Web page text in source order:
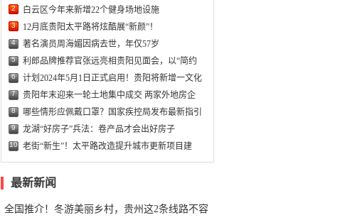
2 白云区今年来新增22个健身场地设施
3 12月底贵阳太平路将炫酷展“新颜”！
4 著名演员周海媚因病去世，年仅57岁
5 利郎品牌推荐官张远亮相贵阳见面会，以“简约
6 计划2024年5月1日正式启用！贵阳将新增一文化
7 贵阳年末迎来一轮土地集中成交 两家外地房企
8 哪些情形应佩戴口罩？国家疾控局发布最新指引
9 龙湖“好房子”兵法：卷产品才会出好房子
10 老街“新生”！太平路改造提升城市更新项目建
最新新闻
全国推介！冬游美丽乡村，贵州这2条线路不容